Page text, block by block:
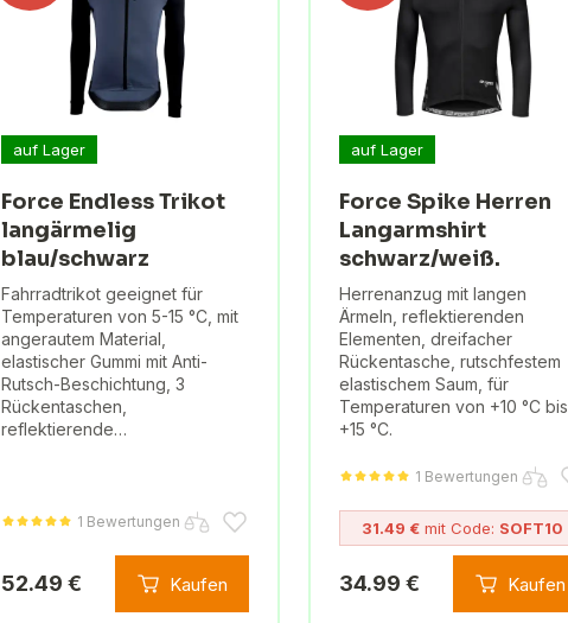
auf Lager
Force Endless Trikot
langärmelig
blau/schwarz
Fahrradtrikot geeignet für
Temperaturen von 5-15 °C, mit
angerautem Material,
elastischer Gummi mit Anti-
Rutsch-Beschichtung, 3
Rückentaschen,
reflektierende…
1 Bewertungen
52.49 € Kaufen
auf Lager
Force Spike Herren
Langarmshirt
schwarz/weiß.
Herrenanzug mit langen
Ärmeln, reflektierenden
Elementen, dreifacher
Rückentasche, rutschfestem
elastischem Saum, für
Temperaturen von +10 °C bis
+15 °C.
1 Bewertungen
31.49 € mit Code: SOFT10
34.99 € Kaufen